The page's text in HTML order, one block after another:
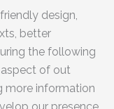
design,
better
the following
of out
more information